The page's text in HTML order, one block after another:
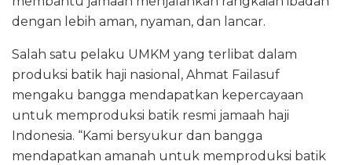
dengan lebih aman, nyaman, dan lancar.
Salah satu pelaku UMKM yang terlibat dalam
produksi batik haji nasional, Ahmat Failasuf
mengaku bangga mendapatkan kepercayaan
untuk memproduksi batik resmi jamaah haji
Indonesia. “Kami bersyukur dan bangga
mendapatkan amanah untuk memproduksi batik